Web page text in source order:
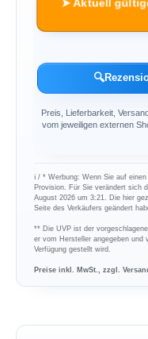
➤ Aktuell
🔍
Preis, Lieferbarkeit,
vom jeweiligen externen
ℹ︎ / * Werbung: Wenn Sie auf
Provision. Für Sie verändert sich
August 2026 um 3:21. Die hier
Seite des Verkäufers geändert
** Die UVP ist der
er vom Hersteller angegeben und
Verfügung gestellt wird.
Preise inkl. MwSt., zzgl.